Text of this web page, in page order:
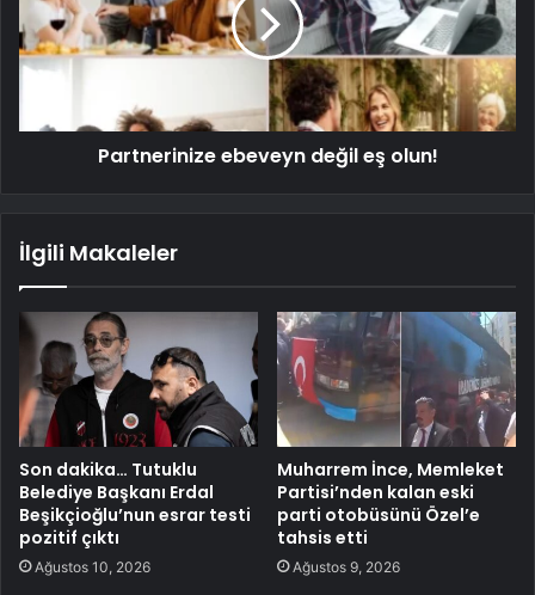
Partnerinize ebeveyn değil eş olun!
İlgili Makaleler
Son dakika… Tutuklu
Belediye Başkanı Erdal
Beşikçioğlu’nun esrar testi
pozitif çıktı
Ağustos 10, 2026
Muharrem İnce, Memleket
Partisi’nden kalan eski
parti otobüsünü Özel’e
tahsis etti
Ağustos 9, 2026